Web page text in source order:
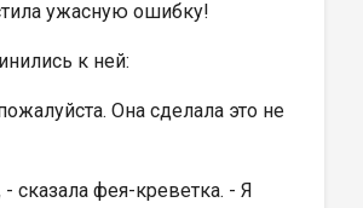
ужасную ошибку!
к ней:
Она сделала это не
сказала фея-креветка. - Я